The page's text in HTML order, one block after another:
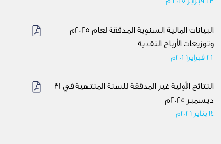
البيانات المالية السنوية المدققة لعام 2025م
وتوزيعات الأرباح النقدية
22 فبراير2026م
النتائج الأولية غير المدققة للسنة المنتهية في 31
ديسمبر 2025م
١4 يناير ٢٠٢٦م